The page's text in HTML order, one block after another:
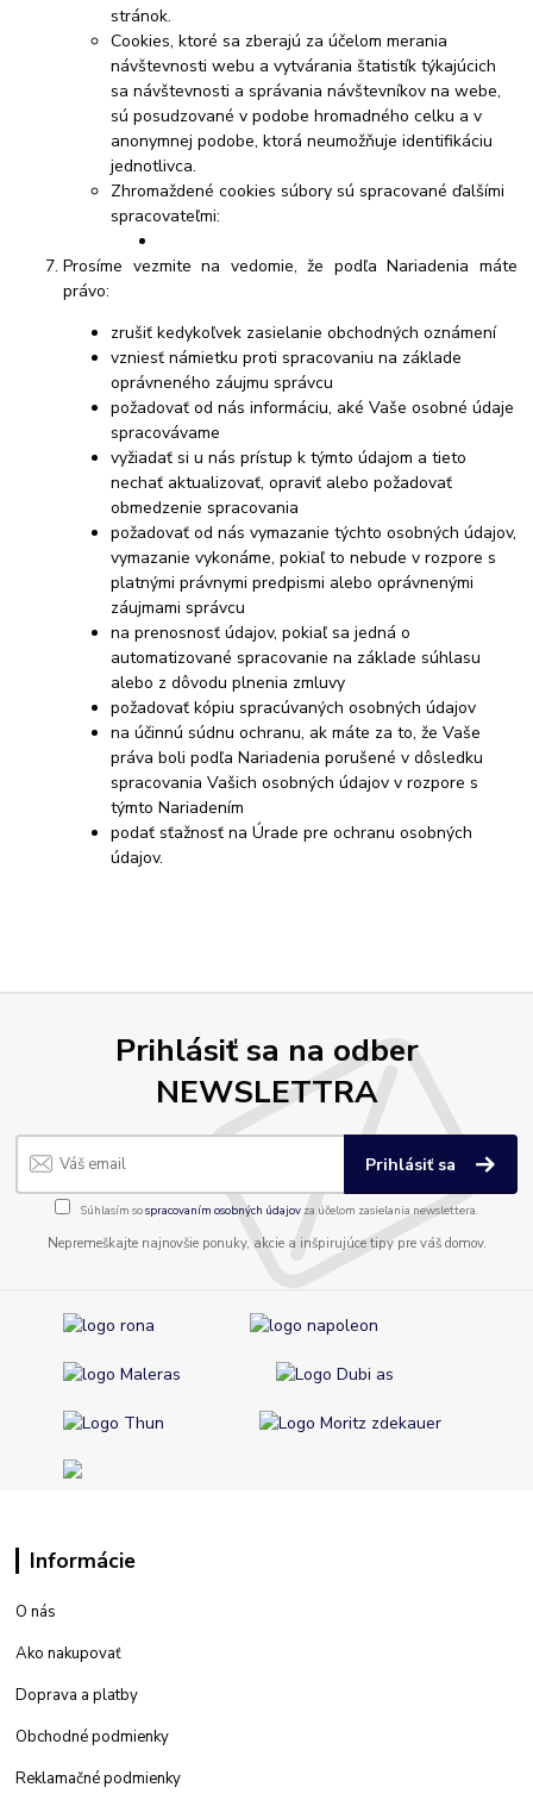
stránok.
Cookies, ktoré sa zberajú za účelom merania
návštevnosti webu a vytvárania štatistík týkajúcich
sa návštevnosti a správania návštevníkov na webe,
sú posudzované v podobe hromadného celku a v
anonymnej podobe, ktorá neumožňuje identifikáciu
jednotlivca.
Zhromaždené cookies súbory sú spracované ďalšími
spracovateľmi:
Prosíme vezmite na vedomie, že podľa Nariadenia máte
právo:
zrušiť kedykoľvek zasielanie obchodných oznámení
vzniesť námietku proti spracovaniu na základe
oprávneného záujmu správcu
požadovať od nás informáciu, aké Vaše osobné údaje
spracovávame
vyžiadať si u nás prístup k týmto údajom a tieto
nechať aktualizovať, opraviť alebo požadovať
obmedzenie spracovania
požadovať od nás vymazanie týchto osobných údajov,
vymazanie vykonáme, pokiaľ to nebude v rozpore s
platnými právnymi predpismi alebo oprávnenými
záujmami správcu
na prenosnosť údajov, pokiaľ sa jedná o
automatizované spracovanie na základe súhlasu
alebo z dôvodu plnenia zmluvy
požadovať kópiu spracúvaných osobných údajov
na účinnú súdnu ochranu, ak máte za to, že Vaše
práva boli podľa Nariadenia porušené v dôsledku
spracovania Vašich osobných údajov v rozpore s
týmto Nariadením
podať sťažnosť na Úrade pre ochranu osobných
údajov.
Prihlásiť sa na odber
NEWSLETTRA
Prihlásiť sa
Súhlasím sospracovaním osobných údajov za účelom zasielania newslettera.
Nepremeškajte najnovšie ponuky, akcie a inšpirujúce tipy pre váš domov.
Informácie
O nás
Ako nakupovať
Doprava a platby
Obchodné podmienky
Reklamačné podmienky